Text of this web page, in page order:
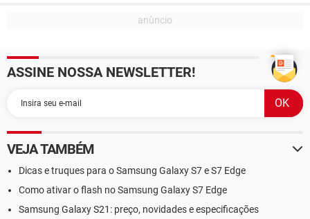
ASSINE NOSSA NEWSLETTER!
VEJA TAMBÉM
Dicas e truques para o Samsung Galaxy S7 e S7 Edge
Como ativar o flash no Samsung Galaxy S7 Edge
Samsung Galaxy S21: preço, novidades e especificações